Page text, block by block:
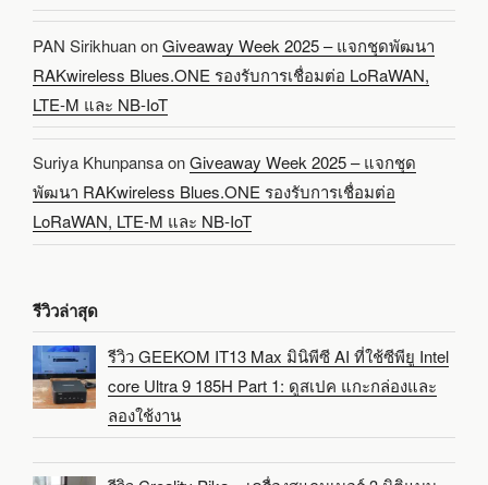
PAN SirikhuanonGiveaway Week 2025 – แจกชุดพัฒนา
RAKwireless Blues.ONE รองรับการเชื่อมต่อ LoRaWAN,
LTE-M และ NB-IoT
Suriya KhunpansaonGiveaway Week 2025 – แจกชุด
พัฒนา RAKwireless Blues.ONE รองรับการเชื่อมต่อ
LoRaWAN, LTE-M และ NB-IoT
รีวิวล่าสุด
รีวิว GEEKOM IT13 Max มินิพีซี AI ที่ใช้ซีพียู Intel
core Ultra 9 185H Part 1: ดูสเปค แกะกล่องและ
ลองใช้งาน